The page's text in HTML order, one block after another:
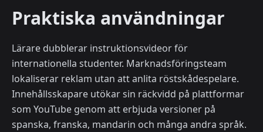
Praktiska användningar
Lärare dubblerar instruktionsvideor för
internationella studenter. Marknadsföringsteam
lokaliserar reklam utan att anlita röstskådespelare.
Innehållsskapare utökar sin räckvidd på plattformar
som YouTube genom att erbjuda versioner på
spanska, franska, mandarin och många andra språk.